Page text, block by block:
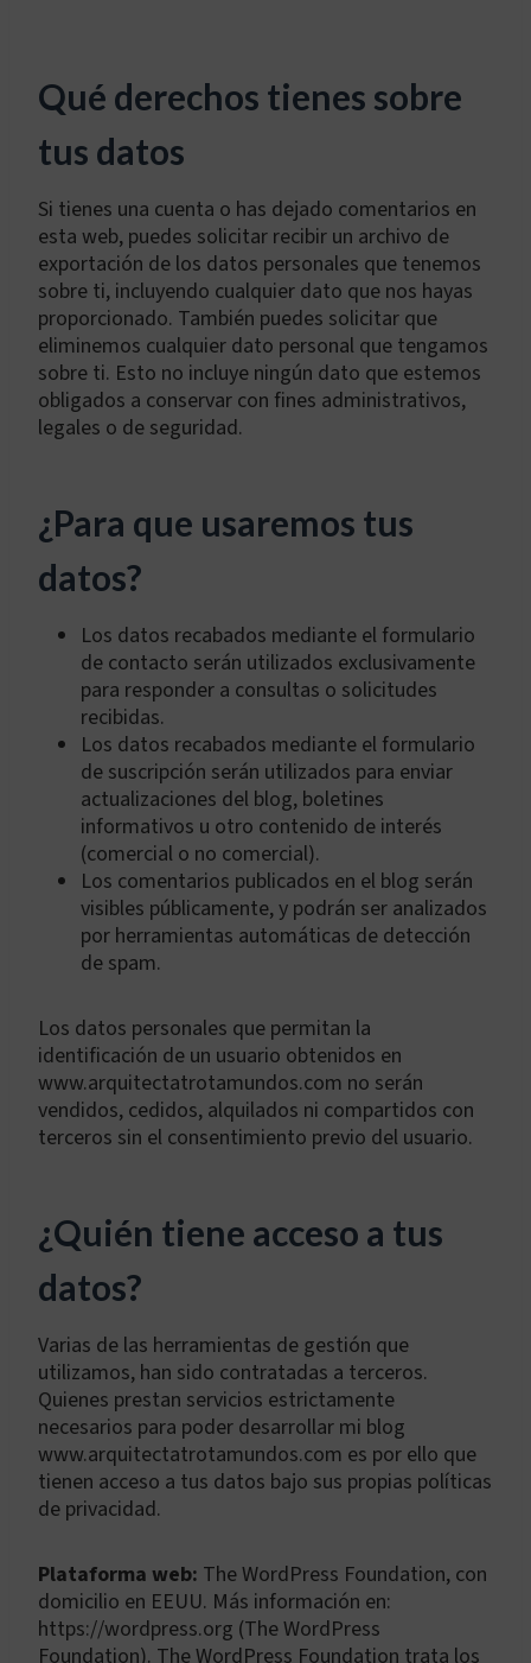
Qué derechos tienes sobre
tus datos
Si tienes una cuenta o has dejado comentarios en
esta web, puedes solicitar recibir un archivo de
exportación de los datos personales que tenemos
sobre ti, incluyendo cualquier dato que nos hayas
proporcionado. También puedes solicitar que
eliminemos cualquier dato personal que tengamos
sobre ti. Esto no incluye ningún dato que estemos
obligados a conservar con fines administrativos,
legales o de seguridad.
¿Para que usaremos tus
datos?
Los datos recabados mediante el formulario
de contacto serán utilizados exclusivamente
para responder a consultas o solicitudes
recibidas.
Los datos recabados mediante el formulario
de suscripción serán utilizados para enviar
actualizaciones del blog, boletines
informativos u otro contenido de interés
(comercial o no comercial).
Los comentarios publicados en el blog serán
visibles públicamente, y podrán ser analizados
por herramientas automáticas de detección
de spam.
Los datos personales que permitan la
identificación de un usuario obtenidos en
www.arquitectatrotamundos.com no serán
vendidos, cedidos, alquilados ni compartidos con
terceros sin el consentimiento previo del usuario.
¿Quién tiene acceso a tus
datos?
Varias de las herramientas de gestión que
utilizamos, han sido contratadas a terceros.
Quienes prestan servicios estrictamente
necesarios para poder desarrollar mi blog
www.arquitectatrotamundos.com es por ello que
tienen acceso a tus datos bajo sus propias políticas
de privacidad.
Plataforma web: The WordPress Foundation, con
domicilio en EEUU. Más información en:
https://wordpress.org (The WordPress
Foundation). The WordPress Foundation trata los